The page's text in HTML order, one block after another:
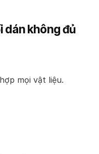
dán không đủ
mọi vật liệu.